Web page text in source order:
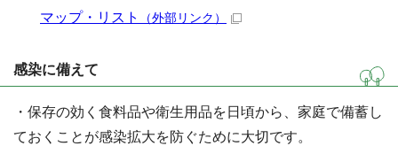
マップ・リスト
（外部リンク）
感染に備えて
・保存の効く食料品や衛生用品を日頃から、家庭で備蓄し
ておくことが感染拡大を防ぐために大切です。